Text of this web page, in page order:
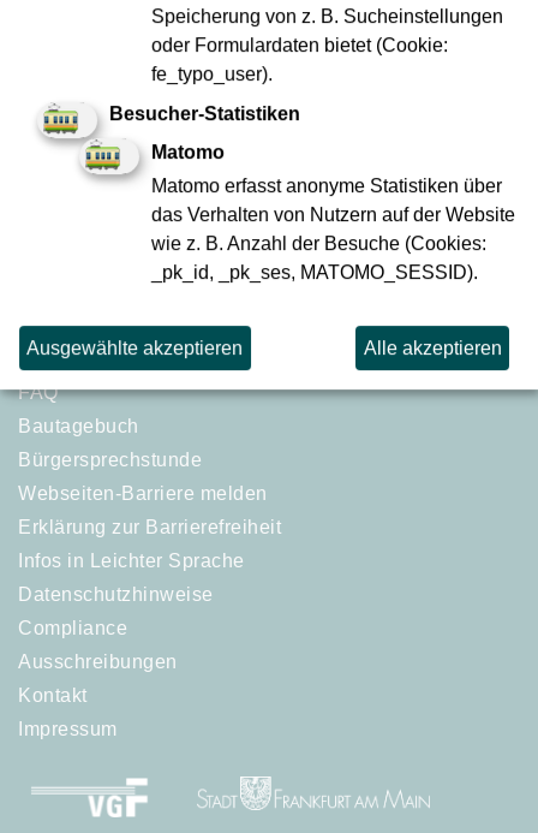
Weitere Informationen in der Pressemitteilung des
Dezernats Verkehr.
zur Übersicht
FAQ
Bautagebuch
Bürgersprechstunde
Webseiten-Barriere melden
Erklärung zur Barrierefreiheit
Infos in Leichter Sprache
Datenschutzhinweise
Compliance
Ausschreibungen
Kontakt
Impressum
Speicherung von z. B. Sucheinstellungen
oder Formulardaten bietet (Cookie:
fe_typo_user).
Besucher-Statistiken
Matomo
Matomo erfasst anonyme Statistiken über
das Verhalten von Nutzern auf der Website
wie z. B. Anzahl der Besuche (Cookies:
_pk_id, _pk_ses, MATOMO_SESSID).
Ausgewählte akzeptieren Alle akzeptieren